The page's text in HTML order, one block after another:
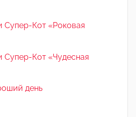
Супер-Кот «Роковая
Супер-Кот «Чудесная
день